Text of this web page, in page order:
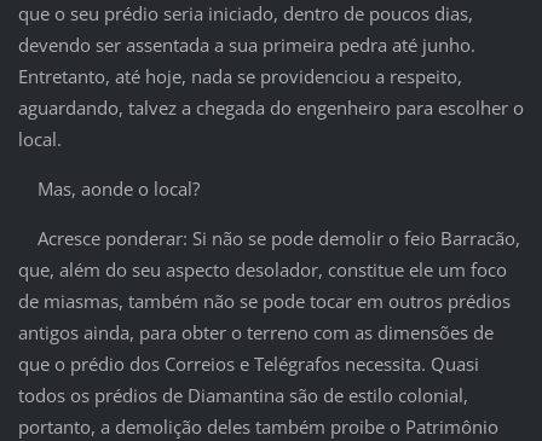
que o seu prédio seria iniciado, dentro de poucos dias,
devendo ser assentada a sua primeira pedra até junho.
Entretanto, até hoje, nada se providenciou a respeito,
aguardando, talvez a chegada do engenheiro para escolher o
local.
Mas, aonde o local?
Acresce ponderar: Si não se pode demolir o feio Barracão,
que, além do seu aspecto desolador, constitue ele um foco
de miasmas, também não se pode tocar em outros prédios
antigos ainda, para obter o terreno com as dimensões de
que o prédio dos Correios e Telégrafos necessita. Quasi
todos os prédios de Diamantina são de estilo colonial,
portanto, a demolição deles também proibe o Patrimônio